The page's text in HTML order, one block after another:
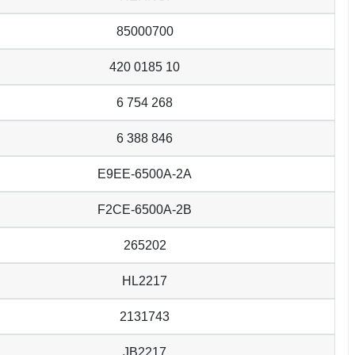
85000700
420 0185 10
6 754 268
6 388 846
E9EE-6500A-2A
F2CE-6500A-2B
265202
HL2217
2131743
JB2217